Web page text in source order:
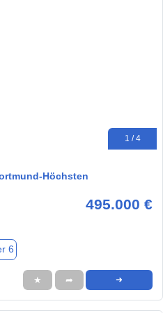
1 / 4
Höchsten
495.000 €
6
★ ➦ ➜